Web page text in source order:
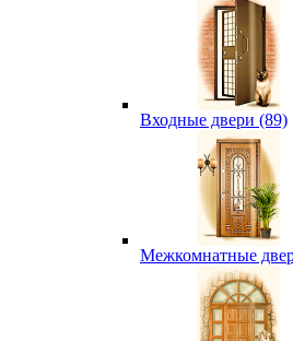
Входные двери (89)
Межкомнатные